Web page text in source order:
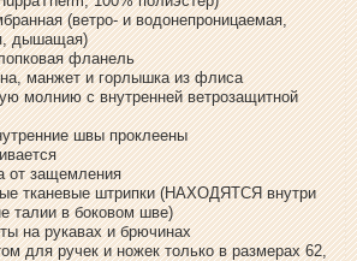
(ветро- и водонепроницаемая,
дышащая)
фланель
манжет и горлышка из флиса
молнию с внутренней ветрозащитной
швы проклеены
от защемления
тканевые штрипки (НАХОДЯТСЯ внутри
талии в боковом шве)
на рукавах и брючинах
для ручек и ножек только в размерах 62,